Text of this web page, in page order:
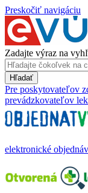
Preskočiť navigáciu
Zadajte výraz na
Hľadať
Pre poskytovateľov
prevádzkovateľov
elektronické